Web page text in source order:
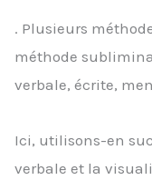
. Plusieurs
méthode
verbale, écrite,
Ici, utilisons-en
verbale et la